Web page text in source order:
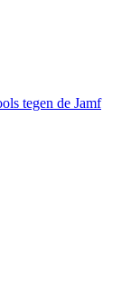
tegen de Jamf